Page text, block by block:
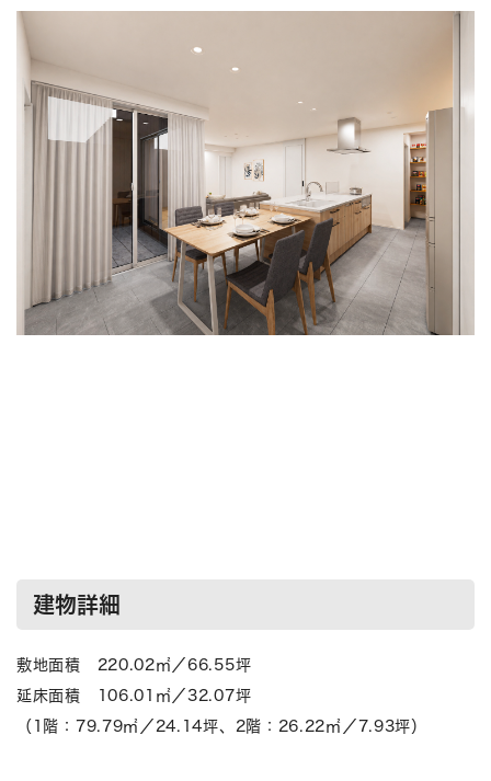
建物詳細
敷地面積 220.02㎡／66.55坪
延床面積 106.01㎡／32.07坪
（1階：79.79㎡／24.14坪、2階：26.22㎡／7.93坪）